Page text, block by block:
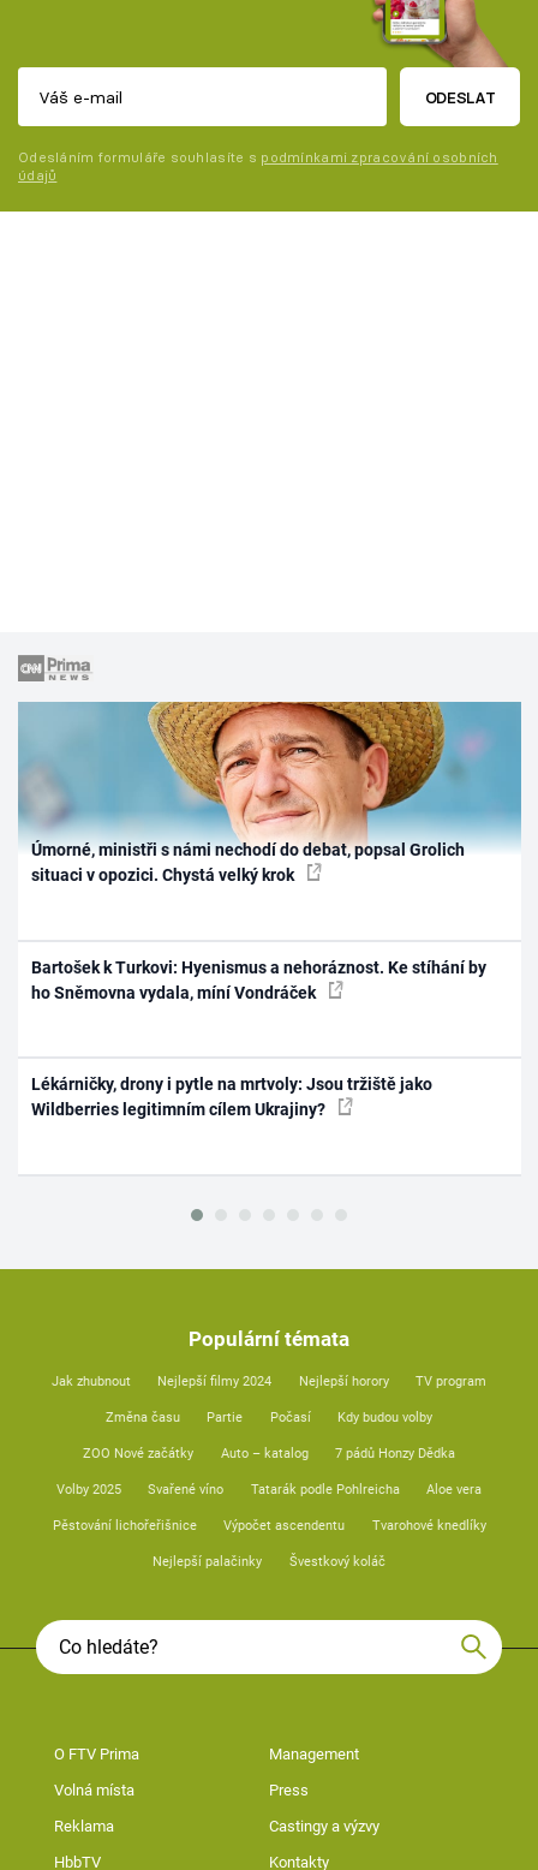
ODESLAT
Odesláním formuláře souhlasíte s podmínkami zpracování osobních
údajů
Úmorné, ministři s námi nechodí do debat, popsal Grolich
situaci v opozici. Chystá velký krok
Bartošek k Turkovi: Hyenismus a nehoráznost. Ke stíhání by
ho Sněmovna vydala, míní Vondráček
Lékárničky, drony i pytle na mrtvoly: Jsou tržiště jako
Wildberries legitimním cílem Ukrajiny?
Populární témata
Jak zhubnout Nejlepší filmy 2024 Nejlepší horory TV program
Změna času Partie Počasí Kdy budou volby
ZOO Nové začátky Auto – katalog 7 pádů Honzy Dědka
Volby 2025 Svařené víno Tatarák podle Pohlreicha Aloe vera
Pěstování lichořeřišnice Výpočet ascendentu Tvarohové knedlíky
Nejlepší palačinky Švestkový koláč
O FTV Prima Management
Volná místa Press
Reklama Castingy a výzvy
HbbTV Kontakty